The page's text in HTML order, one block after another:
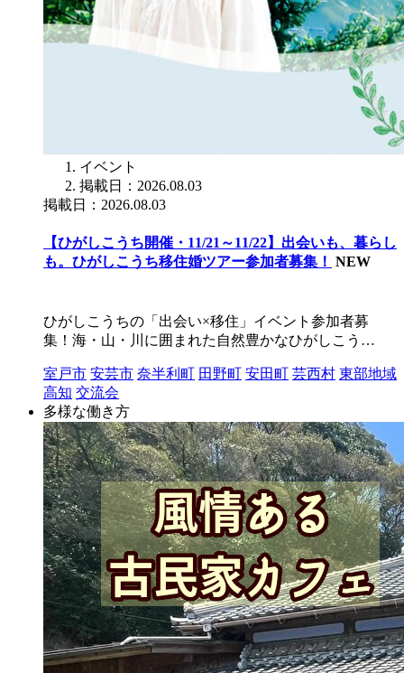
イベント
掲載日：2026.08.03
掲載日：2026.08.03
【ひがしこうち開催・11/21～11/22】出会いも、暮らし
も。ひがしこうち移住婚ツアー参加者募集！ NEW
ひがしこうちの「出会い×移住」イベント参加者募
集！海・山・川に囲まれた自然豊かなひがしこう…
室戸市 安芸市 奈半利町 田野町 安田町 芸西村 東部地域
高知 交流会
多様な働き方